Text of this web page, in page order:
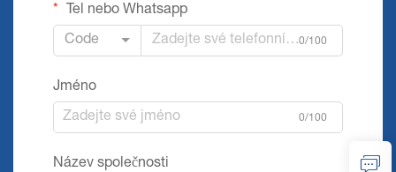
Tel nebo Whatsapp
Code 0/100
Jméno
0/100
Název společnosti